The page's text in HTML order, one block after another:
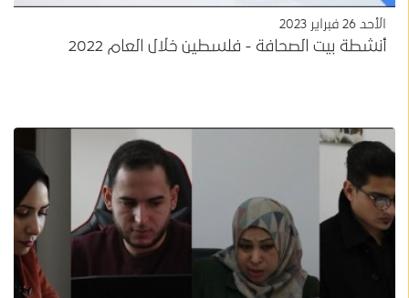
الأحد 26 فبراير 2023
أنشطة بيت الصحافة - فلسطين خلال العام 2022